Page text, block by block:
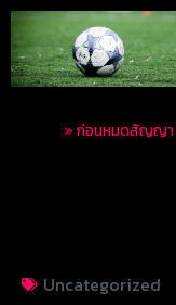
» ก่อนหมดสัญญา
Uncategorized